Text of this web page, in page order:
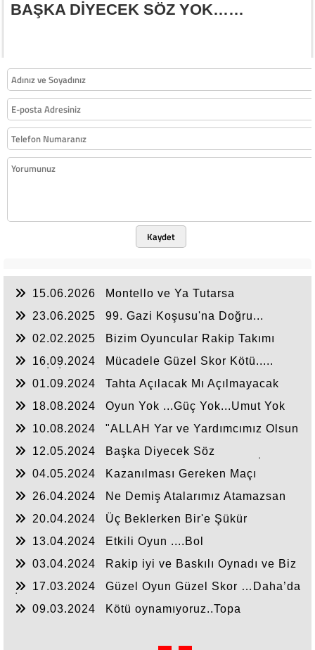
BAŞKA DİYECEK SÖZ YOK……
Kaydet
15.06.2026
Montello ve Ya Tutarsa
23.06.2025
99. Gazi Koşusu'na Doğru...
02.02.2025
Bizim Oyuncular Rakip Takımı
16.09.2024
Mücadele Güzel Skor Kötü.....
01.09.2024
Tahta Açılacak Mı Açılmayacak
18.08.2024
Oyun Yok ...Güç Yok...Umut Yok
10.08.2024
"ALLAH Yar ve Yardımcımız Olsun
12.05.2024
Başka Diyecek Söz
04.05.2024
Kazanılması Gereken Maçı
26.04.2024
Ne Demiş Atalarımız Atamazsan
20.04.2024
Üç Beklerken Bir'e Şükür
13.04.2024
Etkili Oyun ....Bol
03.04.2024
Rakip iyi ve Baskılı Oynadı ve Biz
17.03.2024
Güzel Oyun Güzel Skor …Daha’da
09.03.2024
Kötü oynamıyoruz..Topa